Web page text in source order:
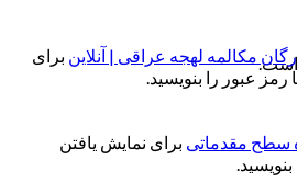
است.مکالمه لهجه عراقی | آنلاین برای
رمز عبور را بنویسید.
سطح مقدماتی برای نمایش یافتن